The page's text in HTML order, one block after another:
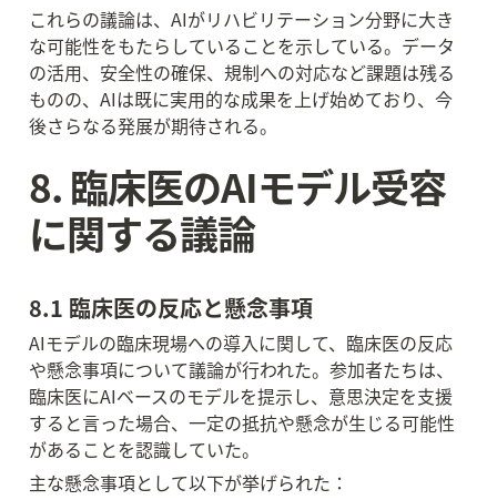
これらの議論は、AIがリハビリテーション分野に大き
な可能性をもたらしていることを示している。データ
の活用、安全性の確保、規制への対応など課題は残る
ものの、AIは既に実用的な成果を上げ始めており、今
後さらなる発展が期待される。
8. 臨床医のAIモデル受容
に関する議論
8.1 臨床医の反応と懸念事項
AIモデルの臨床現場への導入に関して、臨床医の反応
や懸念事項について議論が行われた。参加者たちは、
臨床医にAIベースのモデルを提示し、意思決定を支援
すると言った場合、一定の抵抗や懸念が生じる可能性
があることを認識していた。
主な懸念事項として以下が挙げられた：